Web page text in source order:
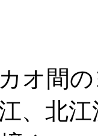
オ間
、北